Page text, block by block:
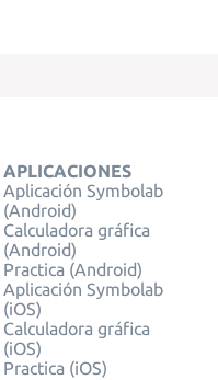
APLICACIONES
Aplicación Symbolab
(Android)
Calculadora gráfica
(Android)
Practica (Android)
Aplicación Symbolab
(iOS)
Calculadora gráfica
(iOS)
Practica (iOS)